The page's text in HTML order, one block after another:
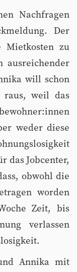
Nachfragen
Der
Mietkosten zu
ausreichender
will schon
raus, weil das
weder diese
das Jobcenter,
obwohl die
worden
Zeit, bis
verlassen
Annika mit